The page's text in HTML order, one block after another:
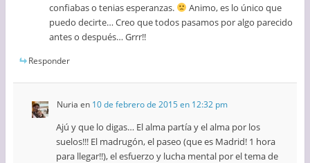
confiabas o tenias esperanzas.
Animo, es lo único que
puedo decirte… Creo que todos pasamos por algo parecido
antes o después… Grrr!!
Responder
Nuria en 10 de febrero de 2015 en 12:32 pm
Ajú y que lo digas… El alma partía y el alma por los
suelos!!! El madrugón, el paseo (que es Madrid! 1 hora
para llegar!!), el esfuerzo y lucha mental por el tema de